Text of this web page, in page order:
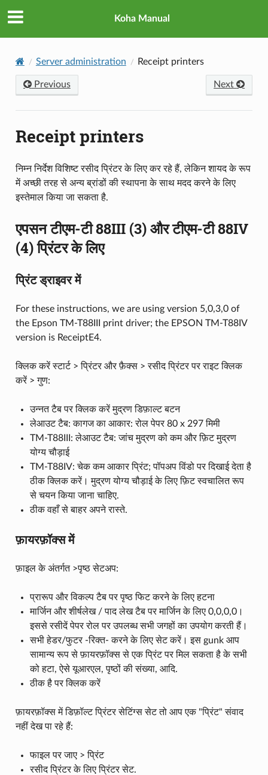
Koha Manual
Server administration Receipt printers
Previous Next
Receipt printers
निम्न निर्देश विशिष्ट रसीद प्रिंटर के लिए कर रहे हैं, लेकिन शायद के रूप
में अच्छी तरह से अन्य ब्रांडों की स्थापना के साथ मदद करने के लिए
इस्तेमाल किया जा सकता है.
एपसन टीएम-टी 88III (3) और टीएम-टी 88IV
(4) प्रिंटर के लिए
प्रिंट ड्राइवर में
For these instructions, we are using version 5,0,3,0 of
the Epson TM-T88III print driver; the EPSON TM-T88IV
version is ReceiptE4.
क्लिक करें स्टार्ट > प्रिंटर और फ़ैक्स > रसीद प्रिंटर पर राइट क्लिक
करें > गुण:
उन्नत टैब पर क्लिक करें मुद्रण डिफ़ाल्ट बटन
लेआउट टैब: कागज का आकार: रोल पेपर 80 x 297 मिमी
TM-T88III: लेआउट टैब: जांच मुद्रण को कम और फ़िट मुद्रण
योग्य चौड़ाई
TM-T88IV: चेक कम आकार प्रिंट; पॉपअप विंडो पर दिखाई देता है
ठीक क्लिक करें। मुद्रण योग्य चौड़ाई के लिए फ़िट स्वचालित रूप
से चयन किया जाना चाहिए.
ठीक वहाँ से बाहर अपने रास्ते.
फ़ायरफ़ॉक्स में
फ़ाइल के अंतर्गत >पृष्ठ सेटअप:
प्रारूप और विकल्प टैब पर पृष्ठ फिट करने के लिए हटना
मार्जिन और शीर्षलेख / पाद लेख टैब पर मार्जिन के लिए 0,0,0,0।
इससे रसीदें पेपर रोल पर उपलब्ध सभी जगहों का उपयोग करती हैं।
सभी हेडर/फुटर -रिक्त- करने के लिए सेट करें। इस gunk आप
सामान्य रूप से फ़ायरफ़ॉक्स से एक प्रिंट पर मिल सकता है के सभी
को हटा, ऐसे यूआरएल, पृष्ठों की संख्या, आदि.
ठीक है पर क्लिक करें
फ़ायरफ़ॉक्स में डिफ़ॉल्ट प्रिंटर सेटिंग्स सेट तो आप एक "प्रिंट" संवाद
नहीं देख पा रहे हैं:
फाइल पर जाए > प्रिंट
रसीद प्रिंटर के लिए प्रिंटर सेट.